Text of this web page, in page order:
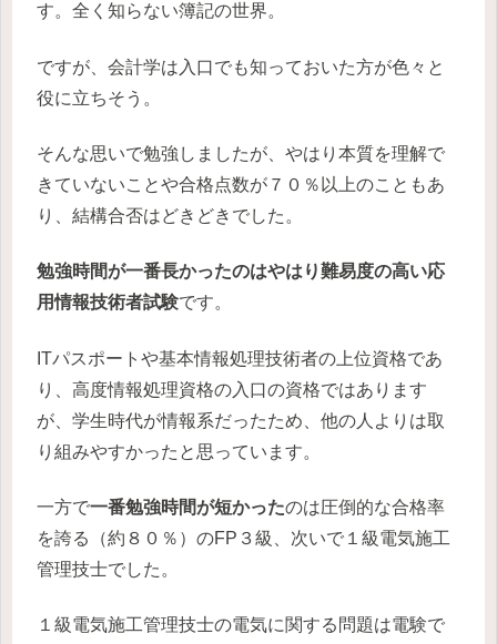
す。全く知らない簿記の世界。
ですが、会計学は入口でも知っておいた方が色々と
役に立ちそう。
そんな思いで勉強しましたが、やはり本質を理解で
きていないことや合格点数が７０％以上のこともあ
り、結構合否はどきどきでした。
勉強時間が一番長かったのはやはり難易度の高い応
用情報技術者試験です。
ITパスポートや基本情報処理技術者の上位資格であ
り、高度情報処理資格の入口の資格ではあります
が、学生時代が情報系だったため、他の人よりは取
り組みやすかったと思っています。
一方で一番勉強時間が短かったのは圧倒的な合格率
を誇る（約８０％）のFP３級、次いで１級電気施工
管理技士でした。
１級電気施工管理技士の電気に関する問題は電験で